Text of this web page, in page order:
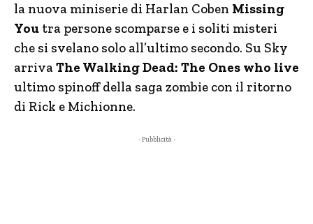
la nuova miniserie di Harlan Coben Missing
You tra persone scomparse e i soliti misteri
che si svelano solo all’ultimo secondo. Su Sky
arrivaThe Walking Dead: The Ones who live
ultimo spinoff della saga zombie con il ritorno
di Rick e Michionne.
- Pubblicità -